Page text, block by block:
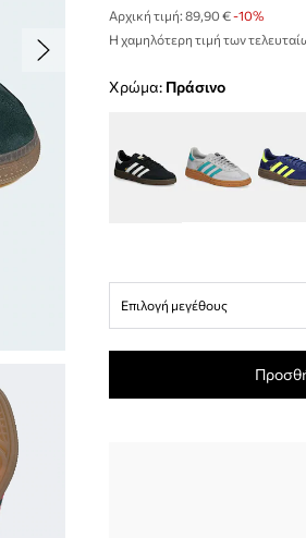
Αρχική τιμή: 89,90 €-10%
Η χαμηλότερη τιμή των
Χρώμα: πράσινο
Επιλογή μεγέθους